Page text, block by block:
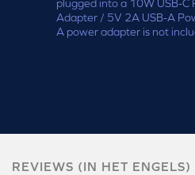
plugged into a 10W USB-C
Adapter / 5V 2A USB-A
A power adapter is not
REVIEWS (IN HET ENGELS)